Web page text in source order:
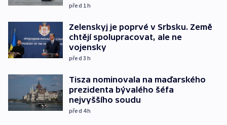
před 1h
Zelenskyj je poprvé v Srbsku. Země
chtějí spolupracovat, ale ne
vojensky
před 3h
Tisza nominovala na maďarského
prezidenta bývalého šéfa
nejvyššího soudu
před 4h